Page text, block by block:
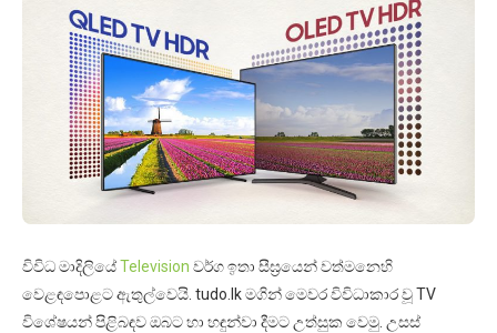
විවිධ මාදිලියේTelevision වර්ග ඉතා සීඝ්‍රයෙන් වත්මනෙහි
වෙළඳපොළට ඇතුල්වෙයි. tudo.lk මගින් මෙවර විවිධාකාර වූ TV
විශේෂයන් පිළිබඳව ඔබට හා හඳුන්වා දීමට උත්සුක වෙමු. උසස්